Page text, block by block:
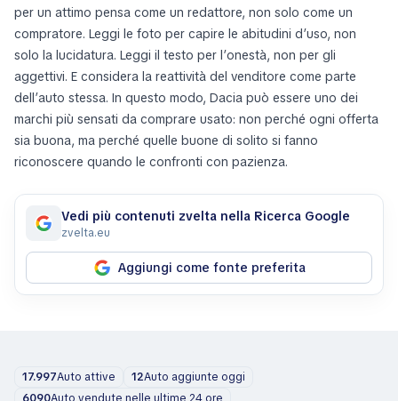
per un attimo pensa come un redattore, non solo come un
compratore. Leggi le foto per capire le abitudini d’uso, non
solo la lucidatura. Leggi il testo per l’onestà, non per gli
aggettivi. E considera la reattività del venditore come parte
dell’auto stessa. In questo modo, Dacia può essere uno dei
marchi più sensati da comprare usato: non perché ogni offerta
sia buona, ma perché quelle buone di solito si fanno
riconoscere quando le confronti con pazienza.
Vedi più contenuti zvelta nella Ricerca Google
zvelta.eu
Aggiungi come fonte preferita
17.997Auto attive 12Auto aggiunte oggi